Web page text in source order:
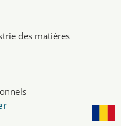
des matières